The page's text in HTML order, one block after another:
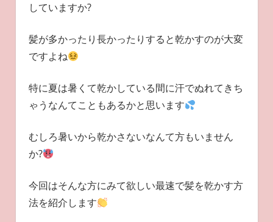
していますか?
髪が多かったり長かったりすると乾かすのが大変
ですよね
特に夏は暑くて乾かしている間に汗でぬれてきち
ゃうなんてこともあるかと思います
むしろ暑いから乾かさないなんて方もいません
か?
今回はそんな方にみて欲しい最速で髪を乾かす方
法を紹介します